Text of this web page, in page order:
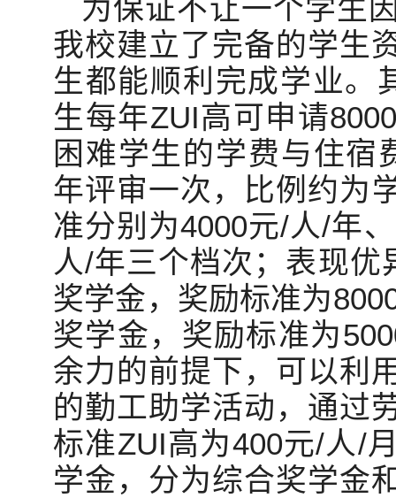
为保证不让一个学生
我校建立了完备的学生
生都能顺利完成学业。
生每年ZUI高可申请
困难学生的学费与住宿
年评审一次，比例约为
准分别为4000元/人/年
人/年三个档次；表现优
奖学金，奖励标准为
奖学金，奖励标准为
余力的前提下，可以利
的勤工助学活动，通过
标准ZUI高为400元/人/
学金，分为综合奖学金